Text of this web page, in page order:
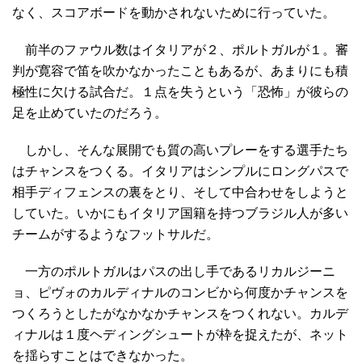
なく、スコアボードを動かされないために行っていた。
前半のファウル数はイタリアが２、ポルトガルが１。審
判が寛容で笛を吹かなかったこともあるが、あまりにも積
極性に欠ける試合だ。１点を失うという「恐怖」が彼らの
足を止めていたのだろう。
しかし、そんな展開でも質の高いプレーをする選手たち
はチャンスをつくる。イタリアはシンプルにロングパスで
相手ディフェンスの裏をとり、そして中合わせをしようと
していた。いかにもイタリア国籍を持つブラジル人が多い
チームがするようなフットサルだ。
一方のポルトガルはパスの出し手であるリカルジーニ
ョ、ピヴォのカルディナルのコンビから何度かチャンスを
つくろうとしたがなかなかチャンスをつくれない。カルデ
ィナルは１度ヘディングシュートが枠を捉えたが、ネット
を揺らすことはできなかった。